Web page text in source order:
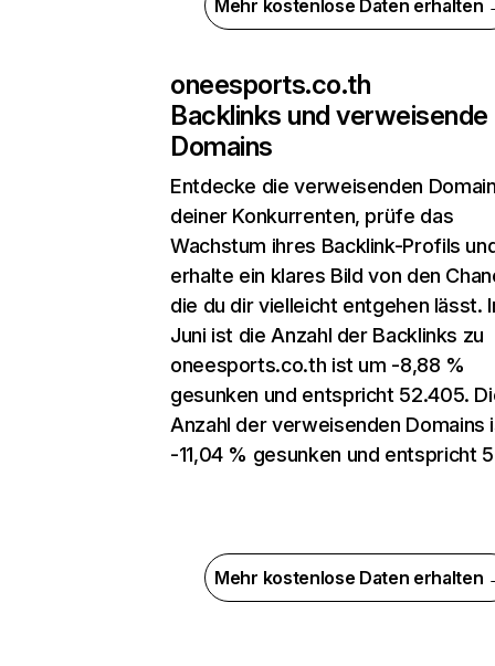
Mehr kostenlose Daten erhalten
oneesports.co.th
Backlinks und verweisende
Domains
Entdecke die verweisenden
deiner Konkurrenten, prüfe das
Wachstum ihres Backlink-Profils
erhalte ein klares Bild von den
die du dir vielleicht entgehen lässt.
Juni ist die Anzahl der Backlinks zu
oneesports.co.th ist um -8,88 %
gesunken und entspricht 52.405.
Anzahl der verweisenden Domains
-11,04 % gesunken und entspricht
Mehr kostenlose Daten erhalten